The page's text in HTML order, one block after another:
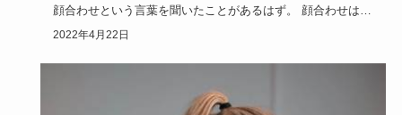
顔合わせという言葉を聞いたことがあるはず。 顔合わせは、
面接と何が違…
2022年4月22日